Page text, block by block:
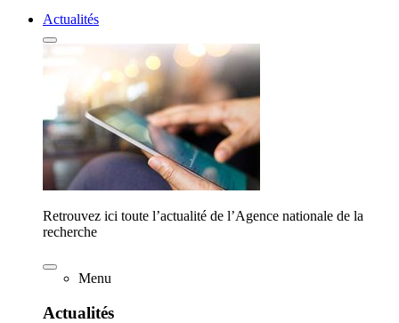
Actualités
Retrouvez ici toute l’actualité de l’Agence nationale de la
recherche
Menu
Actualités